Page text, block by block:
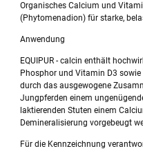
Organisches Calcium und
(Phytomenadion) für starke,
Anwendung
EQUIPUR - calcin enthält
Phosphor und Vitamin D3
durch das ausgewogene
Jungpferden einem
laktierenden Stuten einem
Demineralisierung vorgebeugt
Für die Kennzeichnung